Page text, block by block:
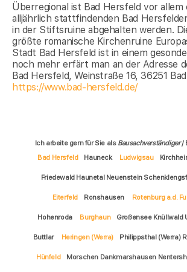
Überregional ist Bad Hersfeld vor allem
alljährlich stattfindenden Bad
in der Stiftsruine abgehalten werden.
größte romanische Kirchenruine
Stadt Bad Hersfeld ist in einem
noch mehr erfärt man an der Adresse
Bad Hersfeld, Weinstraße 16, 36251
https://www.bad-hersfeld.de/
Ich arbeite gern für Sie als Bausachverständiger/
Bad Hersfeld
Hauneck Ludwigsau
Friedewald Haunetal Neuenstein
Eiterfeld Ronshausen Rotenburg a.d.
Hohenroda Burghaun Großensee Knüllwald
Buttlar Heringen (Werra) Philippsthal (Werra)
Hünfeld Morschen Dankmarshausen